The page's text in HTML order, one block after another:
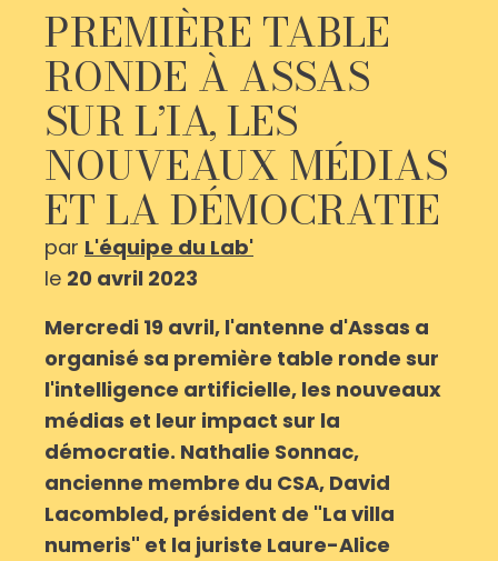
PREMIÈRE TABLE
RONDE À ASSAS
SUR L’IA, LES
NOUVEAUX MÉDIAS
ET LA DÉMOCRATIE
par L'équipe du Lab'
le 20 avril 2023
Mercredi 19 avril, l'antenne d'Assas a
organisé sa première table ronde sur
l'intelligence artificielle, les nouveaux
médias et leur impact sur la
démocratie. Nathalie Sonnac,
ancienne membre du CSA, David
Lacombled, président de "La villa
numeris" et la juriste Laure-Alice